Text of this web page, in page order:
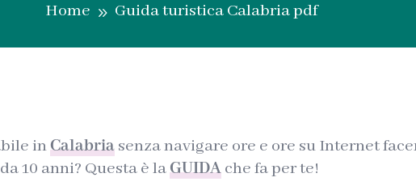
Home 9 Guida turistica Calabria pdf
inCalabria senza navigare ore e ore su Internet
10 anni? Questa è laGUIDA che fa per te!